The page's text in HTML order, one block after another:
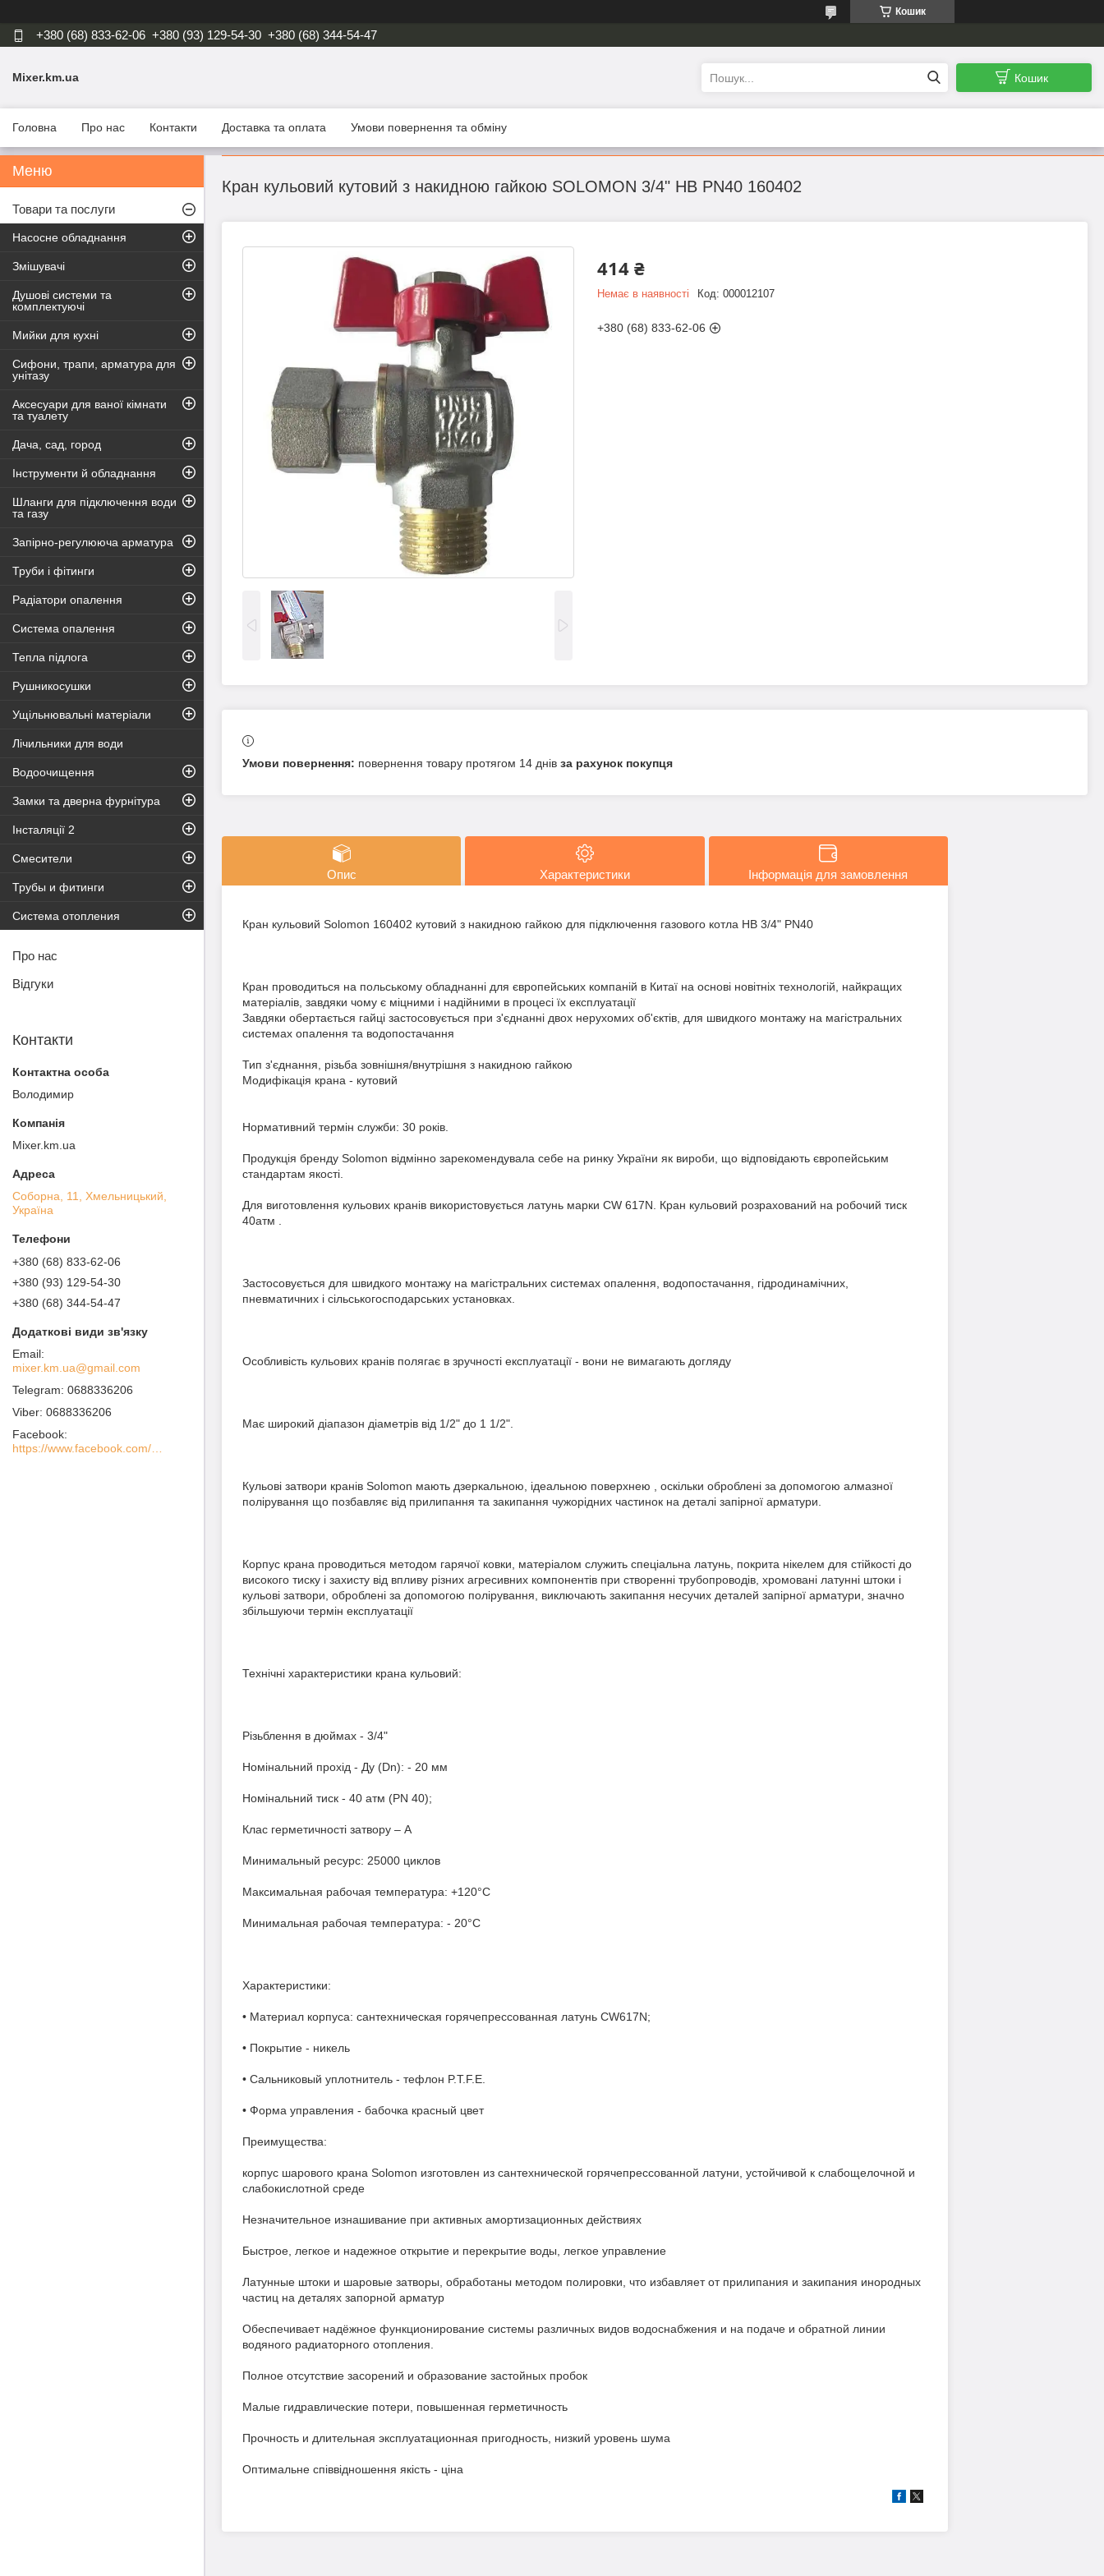
Кошик
+380 (68) 833-62-06 +380 (93) 129-54-30 +380 (68) 344-54-47
Mixer.km.ua Кошик
Головна Про нас Контакти Доставка та оплата Умови повернення та обміну
Кран кульовий кутовий з накидною гайкою SOLOMON 3/4" НВ PN40 160402
414 ₴
Немає в наявності Код: 000012107
+380 (68) 833-62-06
повернення товару протягом 14 днів за рахунок покупця
Опис Характеристики Інформація для замовлення
Кран кульовий Solomon 160402 кутовий з накидною гайкою для підключення газового котла НВ 3/4" PN40
Кран проводиться на польському обладнанні для європейських компаній в Китаї на основі новітніх технологій, найкращих
матеріалів, завдяки чому є міцними і надійними в процесі їх експлуатації
Завдяки обертається гайці застосовується при з'єднанні двох нерухомих об'єктів, для швидкого монтажу на магістральних
системах опалення та водопостачання
Тип з'єднання, різьба зовнішня/внутрішня з накидною гайкою
Модифікація крана - кутовий
Нормативний термін служби: 30 років.
Продукція бренду Solomon відмінно зарекомендувала себе на ринку України як вироби, що відповідають європейським
стандартам якості.
Для виготовлення кульових кранів використовується латунь марки CW 617N. Кран кульовий розрахований на робочий тиск
40атм .
Застосовується для швидкого монтажу на магістральних системах опалення, водопостачання, гідродинамічних,
пневматичних і сільськогосподарських установках.
Особливість кульових кранів полягає в зручності експлуатації - вони не вимагають догляду
Має широкий діапазон діаметрів від 1/2" до 1 1/2".
Кульові затвори кранів Solomon мають дзеркальною, ідеальною поверхнею , оскільки оброблені за допомогою алмазної
полірування що позбавляє від прилипання та закипання чужорідних частинок на деталі запірної арматури.
Корпус крана проводиться методом гарячої ковки, матеріалом служить спеціальна латунь, покрита нікелем для стійкості до
високого тиску і захисту від впливу різних агресивних компонентів при створенні трубопроводів, хромовані латунні штоки і
кульові затвори, оброблені за допомогою полірування, виключають закипання несучих деталей запірної арматури, значно
збільшуючи термін експлуатації
Технічні характеристики крана кульовий:
Різьблення в дюймах - 3/4"
Номінальний прохід - Ду (Dn): - 20 мм
Номінальний тиск - 40 атм (PN 40);
Клас герметичності затвору – А
Минимальный ресурс: 25000 циклов
Максимальная рабочая температура: +120°C
Минимальная рабочая температура: - 20°C
Характеристики:
• Материал корпуса: сантехническая горячепрессованная латунь CW617N;
• Покрытие - никель
• Сальниковый уплотнитель - тефлон P.T.F.E.
• Форма управления - бабочка красный цвет
Преимущества:
корпус шарового крана Solomon изготовлен из сантехнической горячепрессованной латуни, устойчивой к слабощелочной и
слабокислотной среде
Незначительное изнашивание при активных амортизационных действиях
Быстрое, легкое и надежное открытие и перекрытие воды, легкое управление
Латунные штоки и шаровые затворы, обработаны методом полировки, что избавляет от прилипания и закипания инородных
частиц на деталях запорной арматур
Обеспечивает надёжное функционирование системы различных видов водоснабжения и на подаче и обратной линии
водяного радиаторного отопления.
Полное отсутствие засорений и образование застойных пробок
Малые гидравлические потери, повышенная герметичность
Прочность и длительная эксплуатационная пригодность, низкий уровень шума
Оптимальне співвідношення якість - ціна
Товари та послуги
Насосне обладнання
Змішувачі
Душові системи та
комплектуючі
Мийки для кухні
Сифони, трапи, арматура для
унітазу
Аксесуари для ваної кімнати
та туалету
Дача, сад, город
Інструменти й обладнання
Шланги для підключення води
та газу
Запірно-регулююча арматура
Труби і фітинги
Радіатори опалення
Система опалення
Тепла підлога
Рушникосушки
Ущільнювальні матеріали
Лічильники для води
Водоочищення
Замки та дверна фурнітура
Інсталяції 2
Смесители
Трубы и фитинги
Система отопления
Про нас
Відгуки
Контакти
Володимир
Mixer.km.ua
Соборна, 11, Хмельницький,
Україна
+380 (68) 833-62-06
+380 (93) 129-54-30
+380 (68) 344-54-47
mixer.km.ua@gmail.com
0688336206
0688336206
Facebook